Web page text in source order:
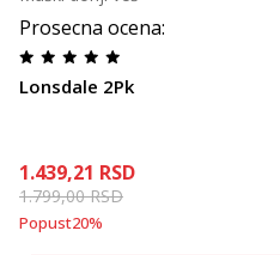
Prosecna ocena:
Lonsdale 2Pk
1.439,21 RSD
1.799,00RSD
Popust20%